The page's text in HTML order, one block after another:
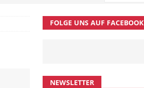
FOLGE UNS AUF FACEBOOK
NEWSLETTER